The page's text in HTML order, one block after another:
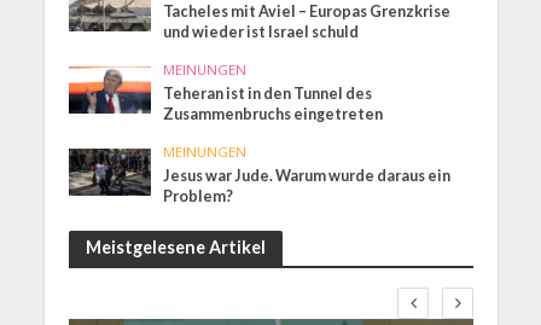
Tacheles mit Aviel – Europas Grenzkrise
und wieder ist Israel schuld
MEINUNGEN
Teheran ist in den Tunnel des
Zusammenbruchs eingetreten
MEINUNGEN
Jesus war Jude. Warum wurde daraus ein
Problem?
Meistgelesene Artikel